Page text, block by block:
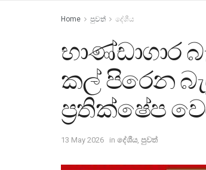
Home පුවත් දේශීය
භාණ්ඩාගාර
කල් පිරෙන
ප්‍රතික්ෂේප
13 May 2026 in දේශීය, පුවත්